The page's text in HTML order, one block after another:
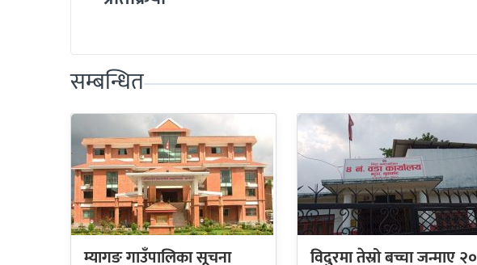
सम्बन्धित
म्यागङ गाउँपालिका सूचना विदुरमा तेस्रो बच्चा जन्माए २०